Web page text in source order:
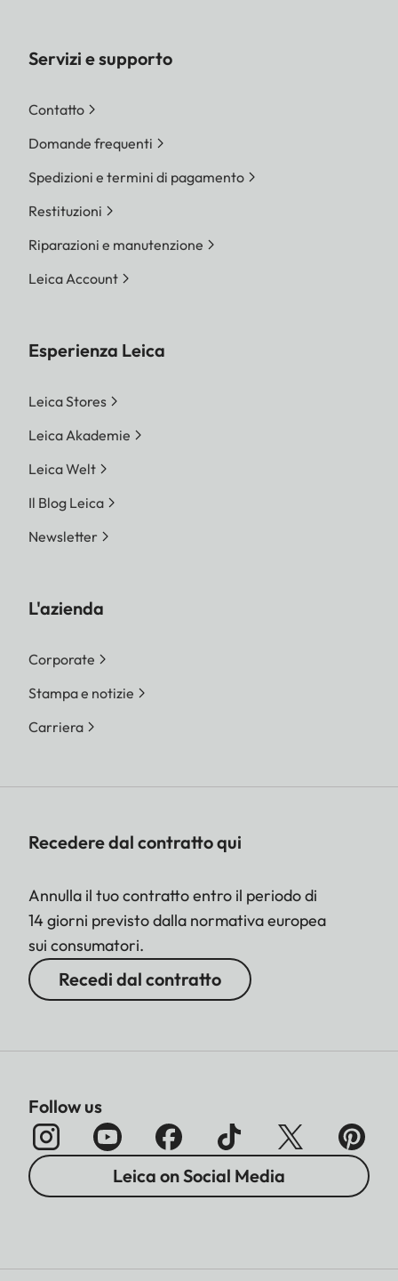
Servizi e supporto
Contatto
Domande frequenti
Spedizioni e termini di pagamento
Restituzioni
Riparazioni e manutenzione
Leica Account
Esperienza Leica
Leica Stores
Leica Akademie
Leica Welt
Il Blog Leica
Newsletter
L'azienda
Corporate
Stampa e notizie
Carriera
Recedere dal contratto qui
Annulla il tuo contratto entro il periodo di
14 giorni previsto dalla normativa europea
sui consumatori.
Recedi dal contratto
Follow us
Leica on Social Media